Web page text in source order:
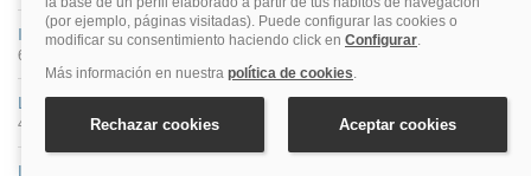
Illa De Arousa
6 hoteles
La Toja
4 hoteles
Lanzada